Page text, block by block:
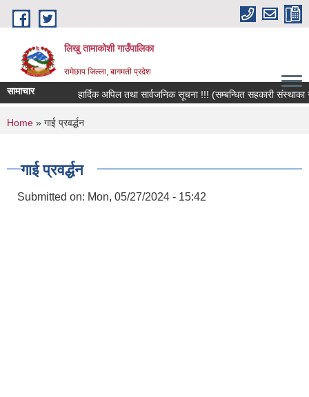
Skip to main content
लिखु तामाकोशी गाउँपालिका
रामेछाप जिल्ला, बागमती प्रदेश
सामाचार हार्दिक अपिल तथा सार्वजनिक सूचना !!! (सम्बन्धित सहकारी संस्थाका
You are here
Home » गाई प्रवर्द्धन
गाई प्रवर्द्धन
Submitted on: Mon, 05/27/2024 - 15:42